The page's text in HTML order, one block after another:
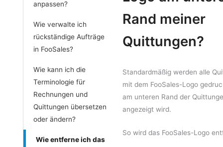
anpassen?
Wie verwalte ich
rückständige Aufträge
in FooSales?
Wie kann ich die
Terminologie für
Rechnungen und
Quittungen übersetzen
oder ändern?
Wie entferne ich das
Rand meiner
Quittungen?
Standardmäßig werden alle
mit dem FooSales-Logo
am unteren Rand der
angezeigt wird.
So wird das FooSales-Logo